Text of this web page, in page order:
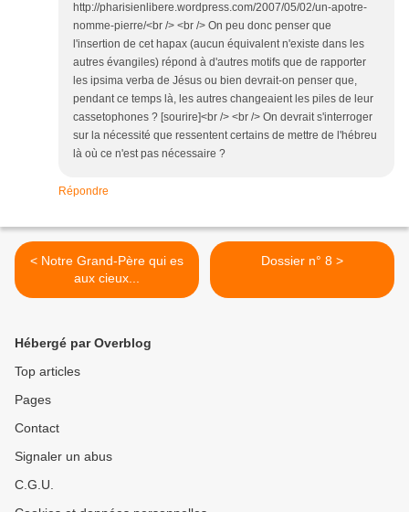
http://pharisienlibere.wordpress.com/2007/05/02/un-apotre-
nomme-pierre/<br /> <br /> On peu donc penser que
l'insertion de cet hapax (aucun équivalent n'existe dans les
autres évangiles) répond à d'autres motifs que de rapporter
les ipsima verba de Jésus ou bien devrait-on penser que,
pendant ce temps là, les autres changeaient les piles de leur
cassetophones ? [sourire]<br /> <br /> On devrait s'interroger
sur la nécessité que ressentent certains de mettre de l'hébreu
là où ce n'est pas nécessaire ?
Répondre
< Notre Grand-Père qui es
aux cieux...
Dossier n° 8 >
Hébergé par Overblog
Top articles
Pages
Contact
Signaler un abus
C.G.U.